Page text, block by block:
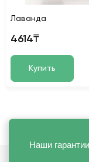
Лаванда
4614₸
Купить
Наши гарантии